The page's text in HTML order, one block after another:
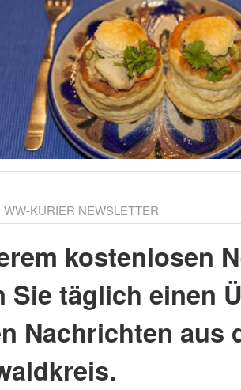
KURIER NEWSLETTER
kostenlosen
Sie täglich einen
Nachrichten aus